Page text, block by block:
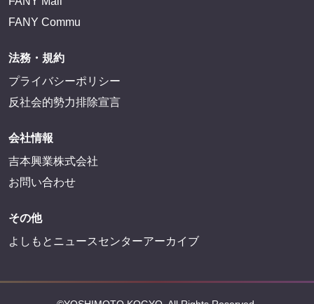
FANY Commu
法務・規約
プライバシーポリシー
反社会的勢力排除宣言
会社情報
吉本興業株式会社
お問い合わせ
その他
よしもとニュースセンターアーカイブ